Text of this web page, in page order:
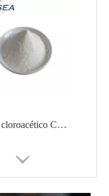
Ácido cloroacético CAS 79-11-8 de la caja a granel del ácido monocloroacético de los intermedios farmacéuticos